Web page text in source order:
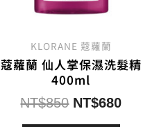
KLORANE 蔻蘿蘭
蔻蘿蘭 仙人掌保濕洗髮精
400ml
NT$850 原
NT$680目